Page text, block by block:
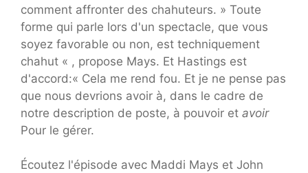
comment affronter des chahuteurs. » Toute
forme qui parle lors d'un spectacle, que vous
soyez favorable ou non, est techniquement
chahut « , propose Mays. Et Hastings est
d'accord:« Cela me rend fou. Et je ne pense pas
que nous devrions avoir à, dans le cadre de
notre description de poste, à pouvoir et avoir
Pour le gérer.
Écoutez l'épisode avec Maddi Mays et John